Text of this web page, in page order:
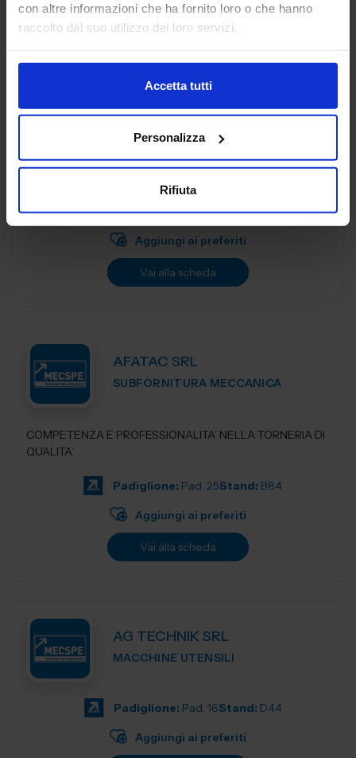
con altre informazioni che ha fornito loro o che hanno
raccolto dal suo utilizzo dei loro servizi.
Accetta tutti
Personalizza
Rifiuta
AEP ASSEMBLAGGI
ELETTRONICI SRL
SUBFORNITURA MECCANICA
Padiglione:Pad. 26Stand:B78
Aggiungi ai preferiti
Vai alla scheda
AFATAC SRL
SUBFORNITURA MECCANICA
COMPETENZA E PROFESSIONALITA’ NELLA TORNERIA DI
QUALITA’
Padiglione: Pad. 25Stand: B84
Aggiungi ai preferiti
Vai alla scheda
AG TECHNIK SRL
MACCHINE UTENSILI
Padiglione: Pad. 16Stand: D44
Aggiungi ai preferiti